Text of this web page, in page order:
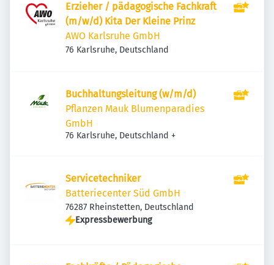
Erzieher / pädagogische Fachkraft
(m/w/d) Kita Der Kleine Prinz
AWO Karlsruhe GmbH
76 Karlsruhe, Deutschland
Buchhaltungsleitung (w/m/d)
Pflanzen Mauk Blumenparadies
GmbH
76 Karlsruhe, Deutschland +
Servicetechniker
Batteriecenter Süd GmbH
76287 Rheinstetten, Deutschland
Expressbewerbung